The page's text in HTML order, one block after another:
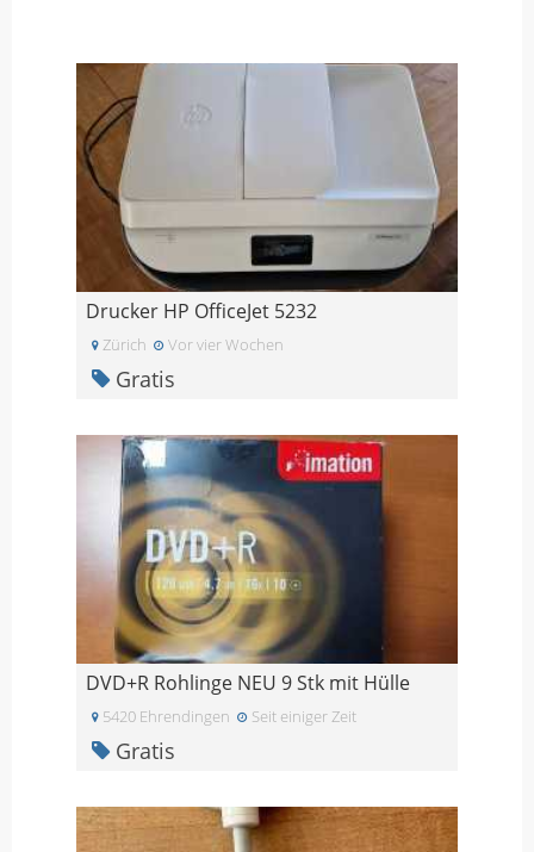
Drucker HP OfficeJet 5232
Zürich Vor vier Wochen
Gratis
DVD+R Rohlinge NEU 9 Stk mit Hülle
5420 Ehrendingen Seit einiger Zeit
Gratis